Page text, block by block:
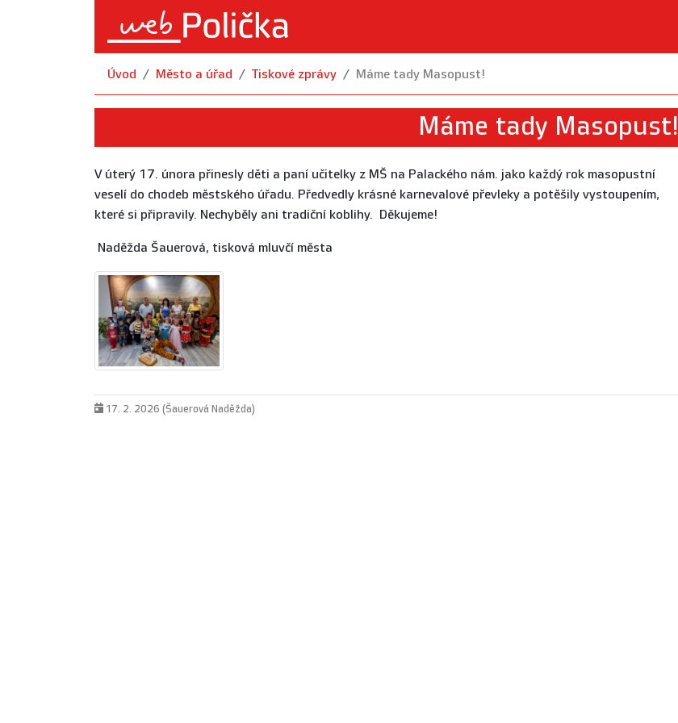
Úvod Město a úřad Tiskové zprávy Máme tady Masopust!
Máme tady Masopust!
V úterý 17. února přinesly děti a paní učitelky z MŠ na Palackého nám. jako každý rok masopustní
veselí do chodeb městského úřadu. Předvedly krásné karnevalové převleky a potěšily vystoupením,
které si připravily. Nechyběly ani tradiční koblihy. Děkujeme!
Naděžda Šauerová, tisková mluvčí města
17. 2. 2026 (Šauerová Naděžda)